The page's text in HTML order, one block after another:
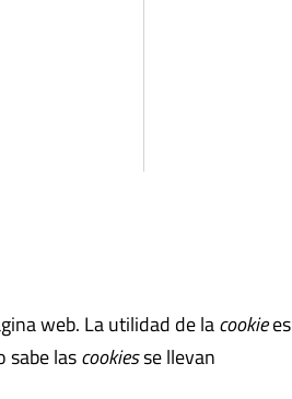
web. La utilidad de lacookiees
sabe lascookiesse llevan